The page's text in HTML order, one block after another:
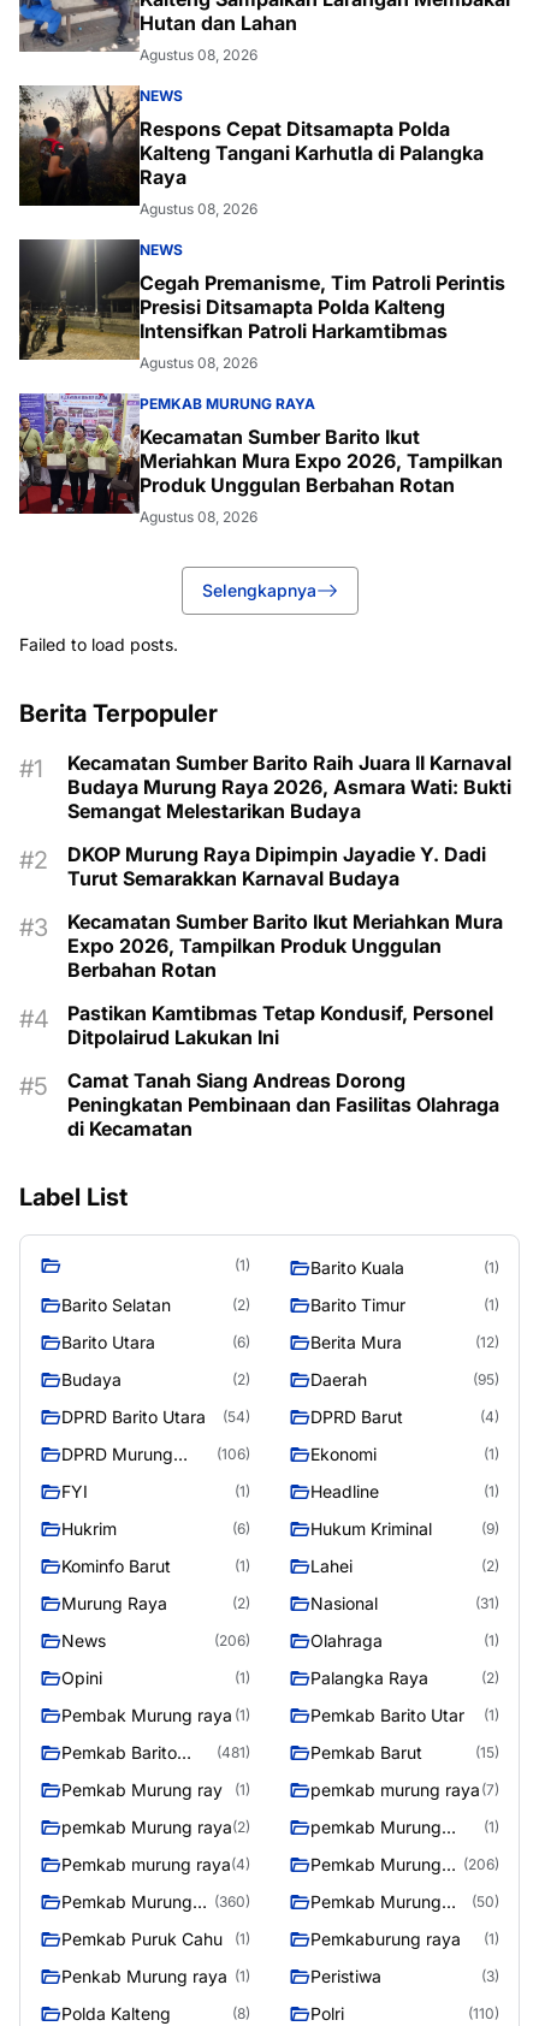
Hutan dan Lahan
Agustus 08, 2026
NEWS
Respons Cepat Ditsamapta Polda
Kalteng Tangani Karhutla di Palangka
Raya
Agustus 08, 2026
NEWS
Cegah Premanisme, Tim Patroli Perintis
Presisi Ditsamapta Polda Kalteng
Intensifkan Patroli Harkamtibmas
Agustus 08, 2026
PEMKAB MURUNG RAYA
Kecamatan Sumber Barito Ikut
Meriahkan Mura Expo 2026, Tampilkan
Produk Unggulan Berbahan Rotan
Agustus 08, 2026
Selengkapnya
Failed to load posts.
Berita Terpopuler
Kecamatan Sumber Barito Raih Juara II Karnaval
Budaya Murung Raya 2026, Asmara Wati: Bukti
Semangat Melestarikan Budaya
DKOP Murung Raya Dipimpin Jayadie Y. Dadi
Turut Semarakkan Karnaval Budaya
Kecamatan Sumber Barito Ikut Meriahkan Mura
Expo 2026, Tampilkan Produk Unggulan
Berbahan Rotan
Pastikan Kamtibmas Tetap Kondusif, Personel
Ditpolairud Lakukan Ini
Camat Tanah Siang Andreas Dorong
Peningkatan Pembinaan dan Fasilitas Olahraga
di Kecamatan
Label List
(1) Barito Kuala (1)
Barito Selatan (2) Barito Timur (1)
Barito Utara (6) Berita Mura (12)
Budaya (2) Daerah (95)
DPRD Barito Utara (54) DPRD Barut (4)
DPRD Murung
(106) Ekonomi (1)
FYI (1) Headline (1)
Hukrim (6) Hukum Kriminal (9)
Kominfo Barut (1) Lahei (2)
Murung Raya (2) Nasional (31)
News (206) Olahraga (1)
Opini (1) Palangka Raya (2)
Pembak Murung raya (1) Pemkab Barito Utar (1)
Pemkab Barito
(481) Pemkab Barut (15)
Pemkab Murung ray (1) pemkab murung raya (7)
pemkab Murung raya(2)
pemkab Murung
(1)
Pemkab murung raya(4)
Pemkab Murung
(206)
Pemkab Murung
(360)
Pemkab Murung
(50)
Pemkab Puruk Cahu (1) Pemkaburung raya (1)
Penkab Murung raya (1) Peristiwa (3)
Polda Kalteng (8) Polri (110)